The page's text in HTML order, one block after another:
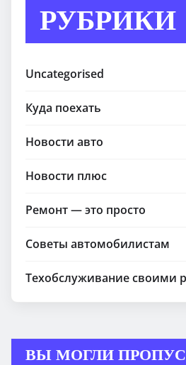
РУБРИКИ
Uncategorised
Куда поехать
Новости авто
Новости плюс
Ремонт — это просто
Советы автомобилистам
Техобслуживание своими
ВЫ МОГЛИ